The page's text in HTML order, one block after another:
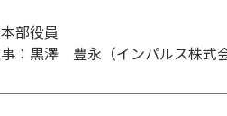
部役員
： 黒澤 豊永（インパルス株式